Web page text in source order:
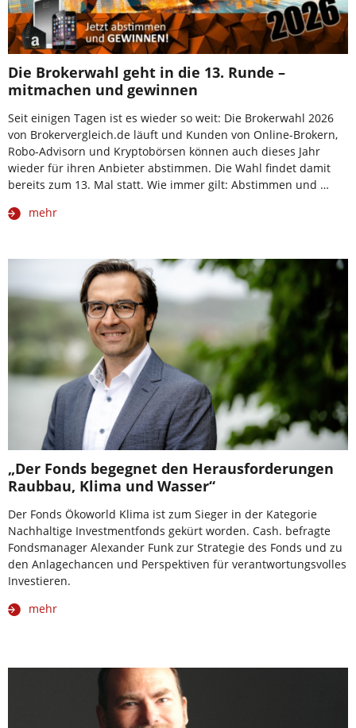
Die Brokerwahl geht in die 13. Runde –
mitmachen und gewinnen
Seit einigen Tagen ist es wieder so weit: Die Brokerwahl 2026
von Brokervergleich.de läuft und Kunden von Online-Brokern,
Robo-Advisorn und Kryptobörsen können auch dieses Jahr
wieder für ihren Anbieter abstimmen. Die Wahl findet damit
bereits zum 13. Mal statt. Wie immer gilt: Abstimmen und …
mehr
„Der Fonds begegnet den Herausforderungen
Raubbau, Klima und Wasser“
Der Fonds Ökoworld Klima ist zum Sieger in der Kategorie
Nachhaltige Investmentfonds gekürt worden. Cash. befragte
Fondsmanager Alexander Funk zur Strategie des Fonds und zu
den Anlagechancen und Perspektiven für verantwortungsvolles
Investieren.
mehr